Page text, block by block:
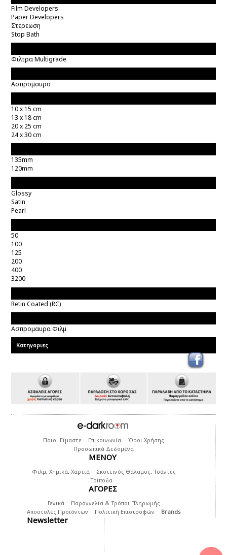
Film Developers
Paper Developers
Στερεωση
Stop Bath
Φιλτρα Multigrade
Ασπρομαυρο
10 x 15 cm
13 x 18 cm
20 x 25 cm
24 x 30 cm
135mm
120mm
Glossy
Satin
Pearl
50
100
125
200
400
3200
Retin Coated (RC)
Ασπρομαυρα Φιλμ
Κατηγοριες
Ποιοι Είμαστε Επικοινωνία
Όροι Χρήσης
Προσωπικά Δεδομένα
ΜΕΝΟΥ
Φιλμ, Χημικά, Χαρτιά Σκοτεινός Θάλαμος, Τσάντες
Τρίποδα
ΑΓΟΡΕΣ
Γενικά
Παραγγελία & Τρόποι Πληρωμής
Αποστολές Προϊόντων
Πολιτική Επιστροφών Brands
Newsletter